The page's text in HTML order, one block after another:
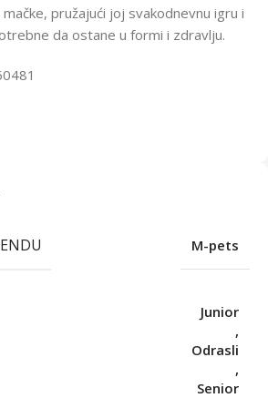
pružajući joj svakodnevnu igru i
da ostane u formi i zdravlju.
M-pets
Junior
,
Odrasli
,
Senior